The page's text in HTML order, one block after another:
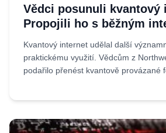
Vědci posunuli kvantový
Propojili ho s běžným
Kvantový internet udělal další
praktickému využití. Vědcům z
podařilo přenést kvantově provázané